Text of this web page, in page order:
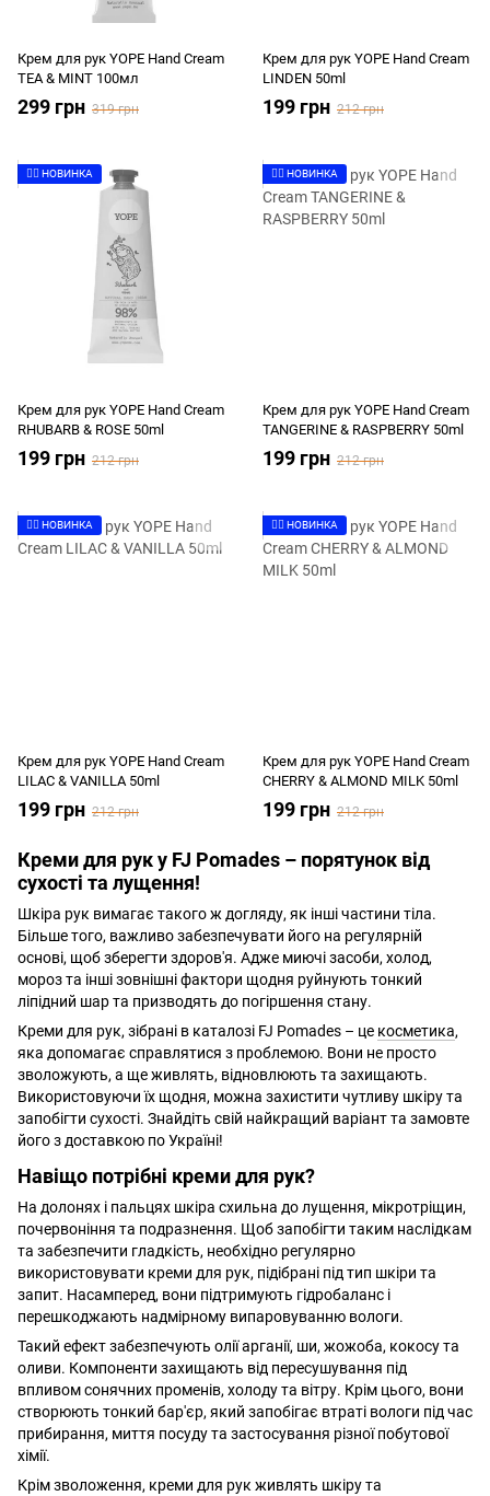
Крем для рук YOPE Hand Cream
TEA & MINT 100мл
299 грн 319 грн
Крем для рук YOPE Hand Cream
LINDEN 50ml
199 грн 212 грн
👉🏻 НОВИНКА
Крем для рук YOPE Hand Cream
RHUBARB & ROSE 50ml
199 грн 212 грн
👉🏻 НОВИНКА
Крем для рук YOPE Hand Cream
TANGERINE & RASPBERRY 50ml
199 грн 212 грн
👉🏻 НОВИНКА
Крем для рук YOPE Hand Cream
LILAC & VANILLA 50ml
199 грн 212 грн
👉🏻 НОВИНКА
Крем для рук YOPE Hand Cream
CHERRY & ALMOND MILK 50ml
199 грн 212 грн
Креми для рук у FJ Pomades – порятунок від
сухості та лущення!
Шкіра рук вимагає такого ж догляду, як інші частини тіла.
Більше того, важливо забезпечувати його на регулярній
основі, щоб зберегти здоров'я. Адже миючі засоби, холод,
мороз та інші зовнішні фактори щодня руйнують тонкий
ліпідний шар та призводять до погіршення стану.
Креми для рук, зібрані в каталозі FJ Pomades – це косметика,
яка допомагає справлятися з проблемою. Вони не просто
зволожують, а ще живлять, відновлюють та захищають.
Використовуючи їх щодня, можна захистити чутливу шкіру та
запобігти сухості. Знайдіть свій найкращий варіант та замовте
його з доставкою по Україні!
Навіщо потрібні креми для рук?
На долонях і пальцях шкіра схильна до лущення, мікротріщин,
почервоніння та подразнення. Щоб запобігти таким наслідкам
та забезпечити гладкість, необхідно регулярно
використовувати креми для рук, підібрані під тип шкіри та
запит. Насамперед, вони підтримують гідробаланс і
перешкоджають надмірному випаровуванню вологи.
Такий ефект забезпечують олії арганії, ши, жожоба, кокосу та
оливи. Компоненти захищають від пересушування під
впливом сонячних променів, холоду та вітру. Крім цього, вони
створюють тонкий бар'єр, який запобігає втраті вологи під час
прибирання, миття посуду та застосування різної побутової
хімії.
Крім зволоження, креми для рук живлять шкіру та